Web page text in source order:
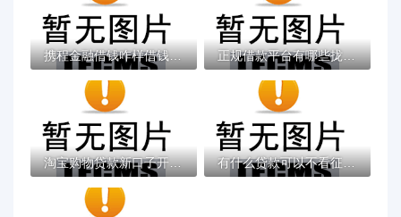
携程金融借钱咋样借钱有哪些？10个轻松借款... 正规借款平台有哪些拢共有哪些选择？5个利息...
淘宝购物贷款新口子开启，剁手党必看省钱攻... 有什么贷款可以不看征信？这几种方式真的存...